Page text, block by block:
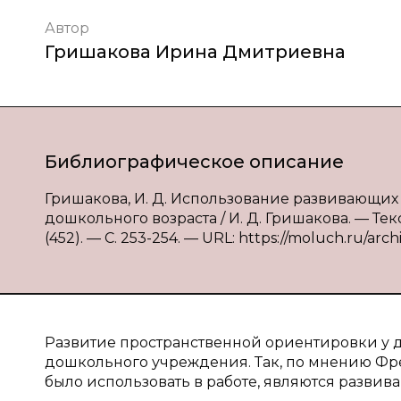
Автор
Гришакова Ирина Дмитриевна
Библиографическое описание
Гришакова, И. Д. Использование
дошкольного возраста / И. Д. Гришакова. —
(452). — С. 253-254. — URL: https://moluch.ru/
Развитие пространственной ориентировки у
дошкольного учреждения. Так, по мнению
было использовать в работе, являются